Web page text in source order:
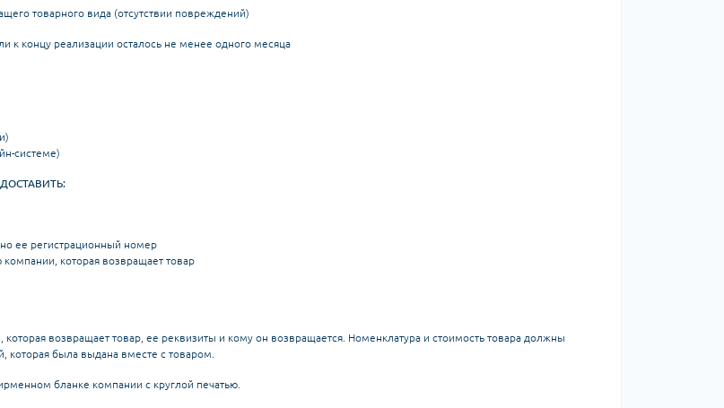
товарного вида (отсутствии повреждений)
к концу реализации осталось не менее одного месяца
системе)
ее регистрационный номер
которая возвращает товар
возвращает товар, ее реквизиты и кому он возвращается. Номенклатура и стоимость товара должны
которая была выдана вместе с товаром.
бланке компании с круглой печатью.